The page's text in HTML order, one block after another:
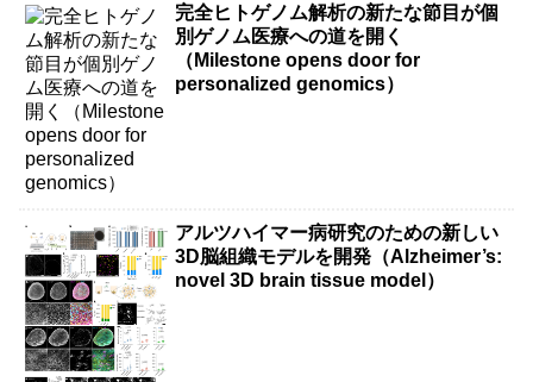
完全ヒトゲノム解析の新たな節目が個
別ゲノム医療への道を開く
（Milestone opens door for
personalized genomics）
アルツハイマー病研究のための新しい
3D脳組織モデルを開発（Alzheimer’s:
novel 3D brain tissue model）